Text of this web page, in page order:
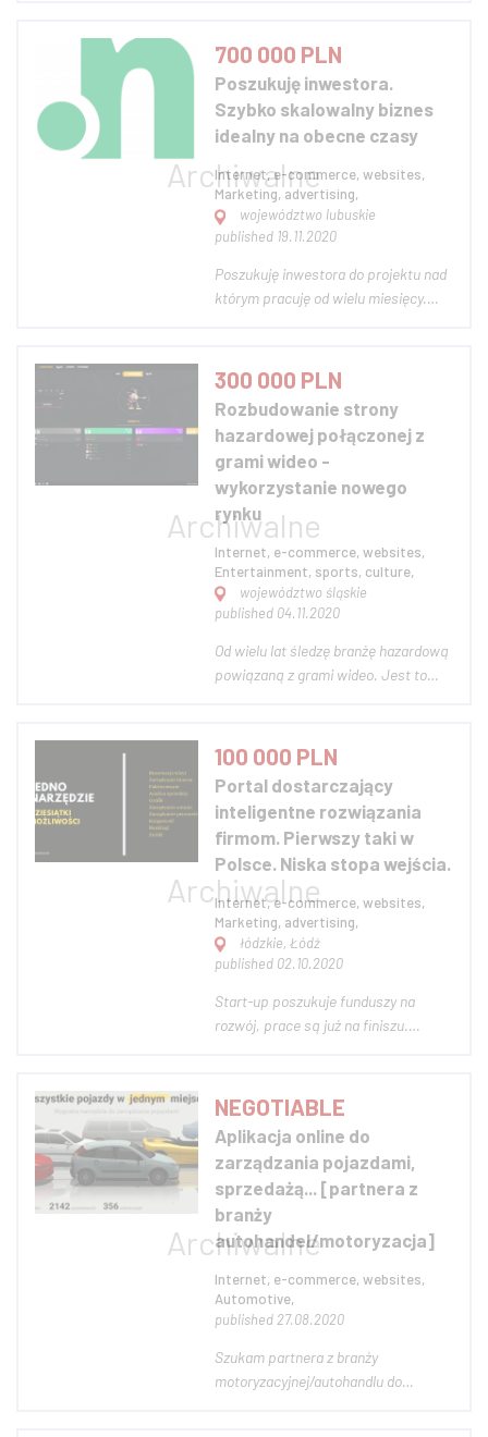
zwiększenie swojej widoczności w
internecie, poprawę wizerunku i w
rezultacie zdobycie nowych klientów -
pomaga osobom poszukującym p...
700 000 PLN
Poszukuję inwestora.
Szybko skalowalny biznes
idealny na obecne czasy
Internet, e-commerce, websites,
Marketing, advertising,
województwo lubuskie
published 19.11.2020
Poszukuję inwestora do projektu nad
którym pracuję od wielu miesięcy.
globalnym rynku. Idealne narzędzie
m.in. dla sklepów internetowych
wprost zwiększające sprzedaż bez
konieczności anga...
300 000 PLN
Rozbudowanie strony
hazardowej połączonej z
grami wideo -
wykorzystanie nowego
rynku
Internet, e-commerce, websites,
Entertainment, sports, culture,
województwo śląskie
published 04.11.2020
Od wielu lat śledzę branżę hazardową
powiązaną z grami wideo. Jest to
kasyna. Śledząc aktualną scenę e-
sportu, która z roku na rok powiększa
się, można powiedzieć, że aktualnie
jest...
100 000 PLN
Portal dostarczający
inteligentne rozwiązania
firmom. Pierwszy taki w
Polsce. Niska stopa wejścia.
Internet, e-commerce, websites,
Marketing, advertising,
łódzkie, Łódź
published 02.10.2020
Start-up poszukuje funduszy na
rozwój, prace są już na finiszu.
pobrano już ponad 500 razy. Strona
startuje 15 października 2020 roku.
Zewnętrzna firma wyceniły zyski fir...
NEGOTIABLE
Aplikacja online do
zarządzania pojazdami,
sprzedażą... [partnera z
branży
autohandel/motoryzacja]
Internet, e-commerce, websites,
Automotive,
published 27.08.2020
Szukam partnera z branży
motoryzacyjnej/autohandlu do